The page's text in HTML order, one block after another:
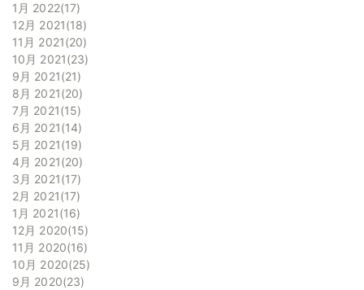
1月 2022 17
12月 2021 18
11月 2021 20
10月 2021 23
9月 2021 21
8月 2021 20
7月 2021 15
6月 2021 14
5月 2021 19
4月 2021 20
3月 2021 17
2月 2021 17
1月 2021 16
12月 2020 15
11月 2020 16
10月 2020 25
9月 2020 23